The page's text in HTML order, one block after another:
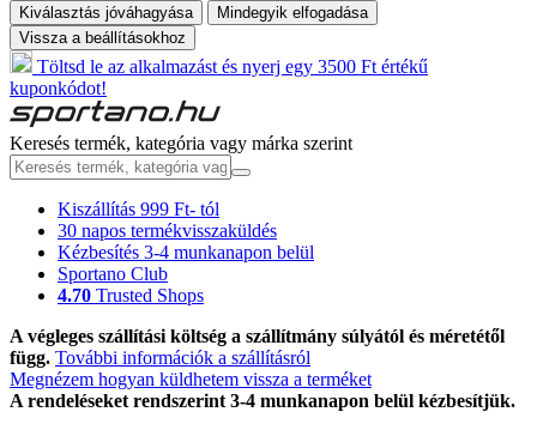
Kiválasztás jóváhagyása
Mindegyik elfogadása
Vissza a beállításokhoz
Töltsd le az alkalmazást és nyerj egy 3500 Ft értékű
kuponkódot!
Keresés termék, kategória vagy márka szerint
Kiszállítás 999 Ft- tól
30 napos termékvisszaküldés
Kézbesítés 3-4 munkanapon belül
Sportano Club
4.70 Trusted Shops
A végleges szállítási költség a szállítmány súlyától és méretétől
függ. További információk a szállításról
Megnézem hogyan küldhetem vissza a terméket
A rendeléseket rendszerint 3-4 munkanapon belül kézbesítjük.